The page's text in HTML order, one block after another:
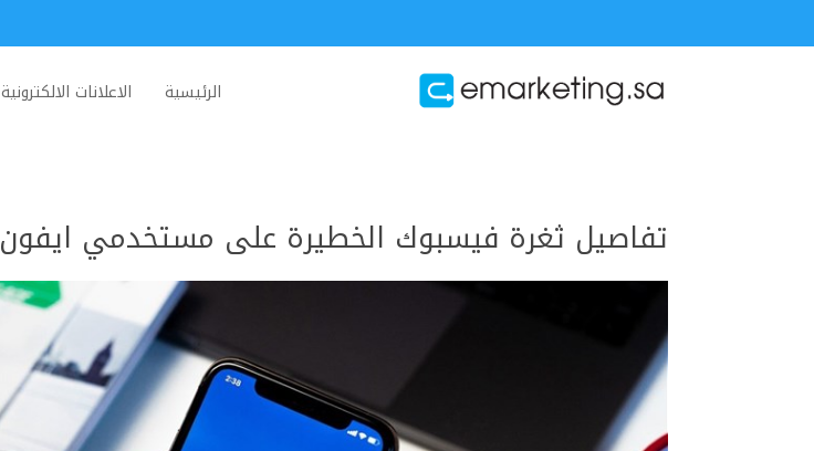
الرئيسية الاعلانات الالكترونية
تفاصيل ثغرة فيسبوك الخطيرة على مستخدمي ايفون